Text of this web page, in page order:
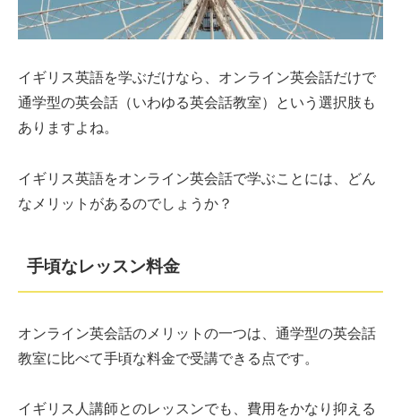
イギリス英語を学ぶだけなら、オンライン英会話だけで
通学型の英会話（いわゆる英会話教室）という選択肢も
ありますよね。
イギリス英語をオンライン英会話で学ぶことには、どん
なメリットがあるのでしょうか？
手頃なレッスン料金
オンライン英会話のメリットの一つは、通学型の英会話
教室に比べて手頃な料金で受講できる点です。
イギリス人講師とのレッスンでも、費用をかなり抑える